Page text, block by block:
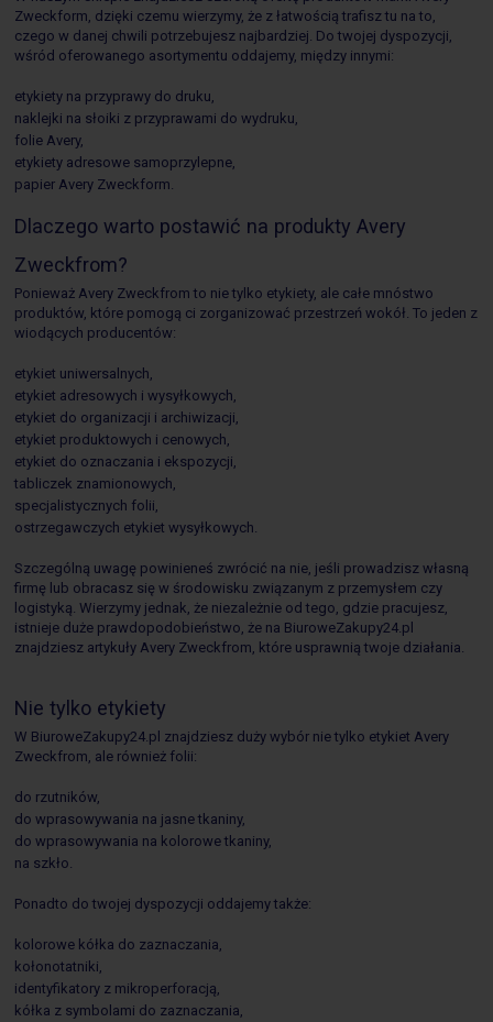
Zweckform, dzięki czemu wierzymy, że z łatwością trafisz tu na to,
czego w danej chwili potrzebujesz najbardziej. Do twojej dyspozycji,
wśród oferowanego asortymentu oddajemy, między innymi:
etykiety na przyprawy do druku,
naklejki na słoiki z przyprawami do wydruku,
folie Avery,
etykiety adresowe samoprzylepne,
papier Avery Zweckform.
Dlaczego warto postawić na produkty Avery
Zweckfrom?
Ponieważ Avery Zweckfrom to nie tylko etykiety, ale całe mnóstwo
produktów, które pomogą ci zorganizować przestrzeń wokół. To jeden z
wiodących producentów:
etykiet uniwersalnych,
etykiet adresowych i wysyłkowych,
etykiet do organizacji i archiwizacji,
etykiet produktowych i cenowych,
etykiet do oznaczania i ekspozycji,
tabliczek znamionowych,
specjalistycznych folii,
ostrzegawczych etykiet wysyłkowych.
Szczególną uwagę powinieneś zwrócić na nie, jeśli prowadzisz własną
firmę lub obracasz się w środowisku związanym z przemysłem czy
logistyką. Wierzymy jednak, że niezależnie od tego, gdzie pracujesz,
istnieje duże prawdopodobieństwo, że na BiuroweZakupy24.pl
znajdziesz artykuły Avery Zweckfrom, które usprawnią twoje działania.
Nie tylko etykiety
W BiuroweZakupy24.pl znajdziesz duży wybór nie tylko etykiet Avery
Zweckfrom, ale również folii:
do rzutników,
do wprasowywania na jasne tkaniny,
do wprasowywania na kolorowe tkaniny,
na szkło.
Ponadto do twojej dyspozycji oddajemy także:
kolorowe kółka do zaznaczania,
kołonotatniki,
identyfikatory z mikroperforacją,
kółka z symbolami do zaznaczania,